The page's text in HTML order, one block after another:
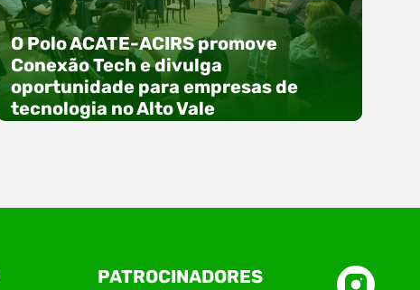
O Polo ACATE-ACIRS promove
Conexão Tech e divulga
oportunidade para empresas de
tecnologia no Alto Vale
O Polo ACATE-ACIRS, por meio do NIAVI – Núcleo
PATROCINADORES